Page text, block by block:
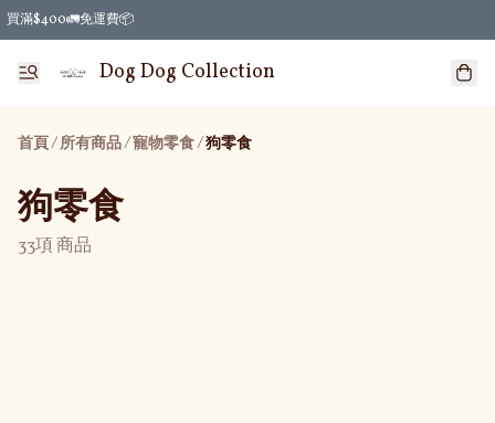
買滿$400🚛免運費📦
Dog Dog Collection
首頁/所有商品/寵物零食/狗零食
狗零食
33項 商品